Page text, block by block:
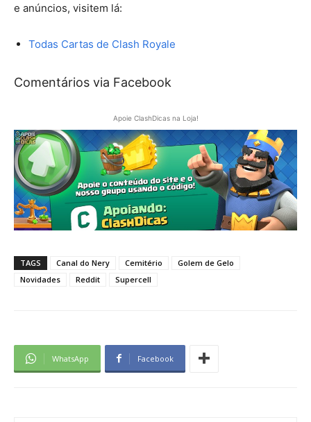
e anúncios, visitem lá:
Todas Cartas de Clash Royale
Comentários via Facebook
Apoie ClashDicas na Loja!
TAGS Canal do Nery Cemitério
Golem de Gelo
Novidades
Reddit Supercell
WhatsApp Facebook